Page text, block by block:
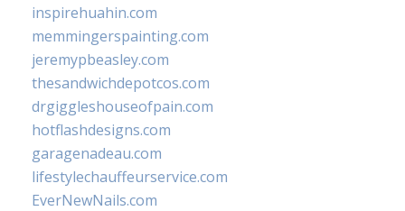
inspirehuahin.com
memmingerspainting.com
jeremypbeasley.com
thesandwichdepotcos.com
drgiggleshouseofpain.com
hotflashdesigns.com
garagenadeau.com
lifestylechauffeurservice.com
EverNewNails.com